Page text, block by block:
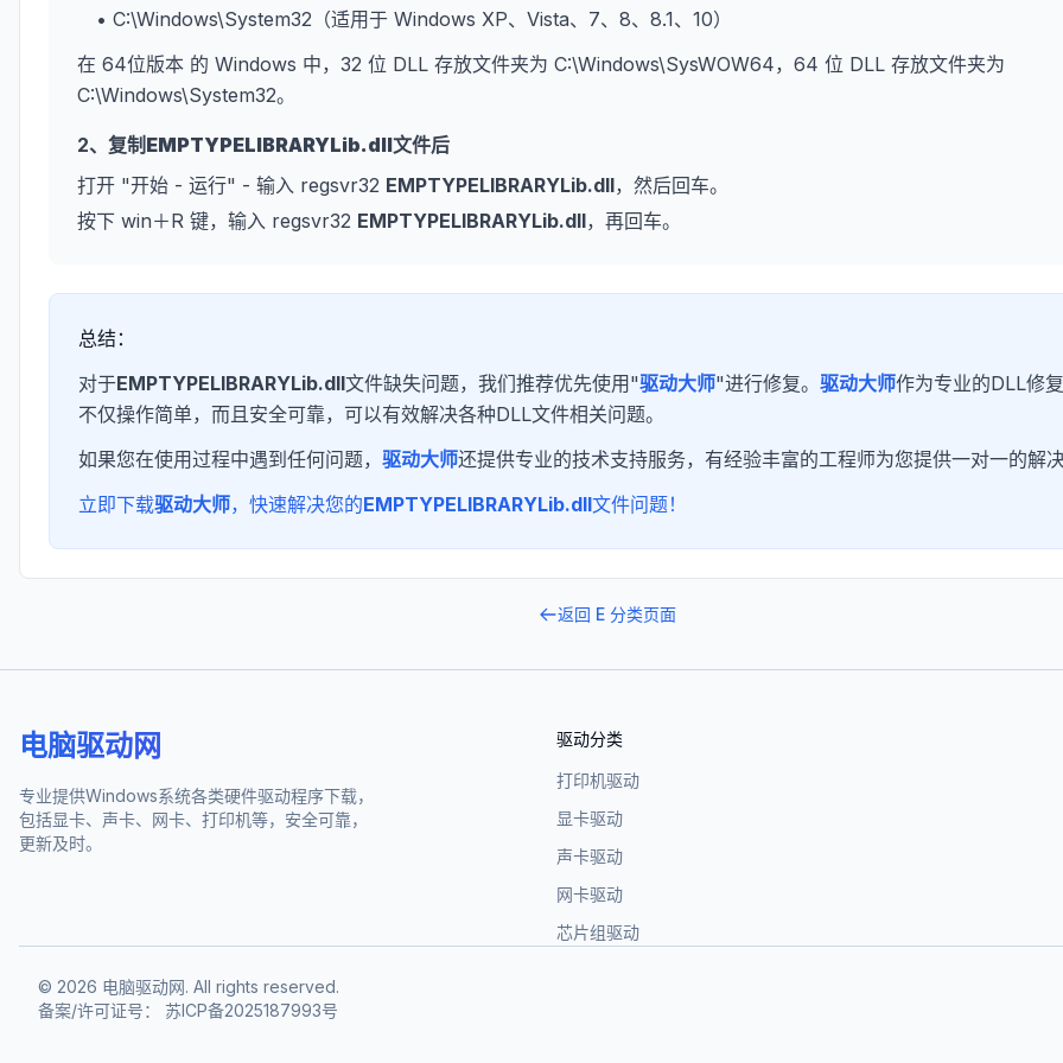
• C:\Windows\System32（适用于 Windows XP、Vista、7、8、8.1、10）
在 64位版本 的 Windows 中，32 位 DLL 存放文件夹为 C:\Windows\SysWOW64，64 位 DLL 存放文件夹为
C:\Windows\System32。
2、复制 EMPTYPELIBRARYLib.dll文件后
打开 "开始 - 运行" - 输入 regsvr32 EMPTYPELIBRARYLib.dll，然后回车。
按下 win＋R 键，输入 regsvr32 EMPTYPELIBRARYLib.dll，再回车。
总结：
对于EMPTYPELIBRARYLib.dll文件缺失问题，我们推荐优先使用"驱动大师"进行修复。 驱动大师作为专业的DLL修复
不仅操作简单，而且安全可靠，可以有效解决各种DLL文件相关问题。
如果您在使用过程中遇到任何问题， 驱动大师还提供专业的技术支持服务，有经验丰富的工程师为您提供一对一的解决
立即下载驱动大师，快速解决您的EMPTYPELIBRARYLib.dll文件问题！
返回 E 分类页面
电脑驱动网
专业提供Windows系统各类硬件驱动程序下载，
包括显卡、声卡、网卡、打印机等，安全可靠，
更新及时。
驱动分类
打印机驱动
显卡驱动
声卡驱动
网卡驱动
芯片组驱动
© 2026 电脑驱动网. All rights reserved.
备案/许可证号：
苏ICP备2025187993号